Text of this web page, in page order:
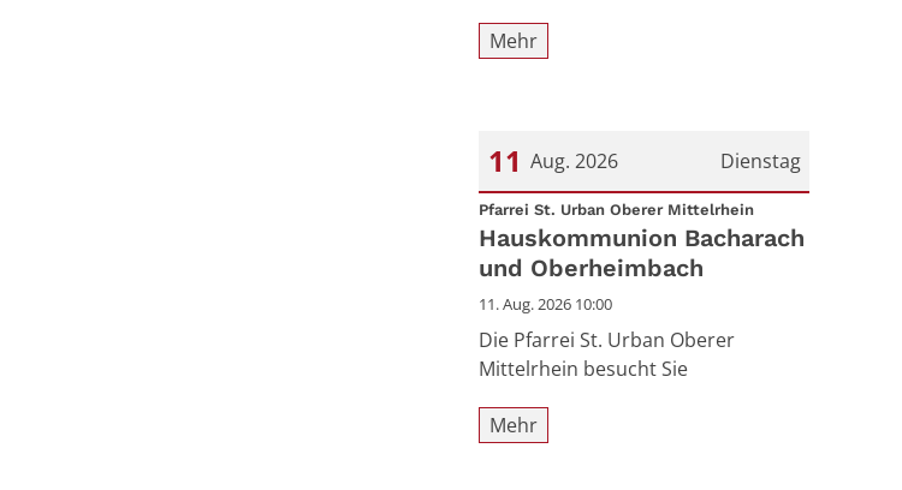
Mehr
Dienstag
11 Aug. 2026
Datum: 11. August 2026
Pfarrei St. Urban Oberer Mittelrhein:
Hauskommunion Bacharach
und Oberheimbach
11. Aug. 2026 10:00
Die Pfarrei St. Urban Oberer
Mittelrhein besucht Sie
Mehr